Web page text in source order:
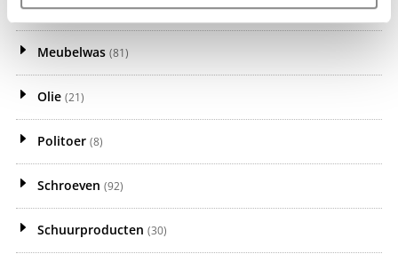
Vislijm koud verwerkbaar (1)
Meubelwas (81)
Olie (21)
Politoer (8)
Schroeven (92)
Schuurproducten (30)